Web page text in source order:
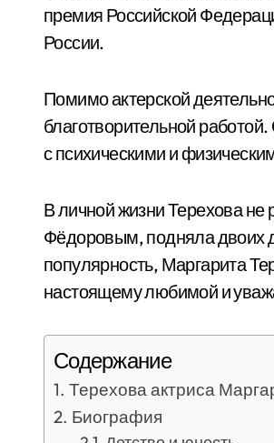
премия Российской
России.
Помимо актерской
благотворительной
с психическими и
В личной жизни Терехова
Фёдоровым, подняла двоих
популярность, Маргарита
настоящему любимой и
Содержание
Терехова актриса
Биография